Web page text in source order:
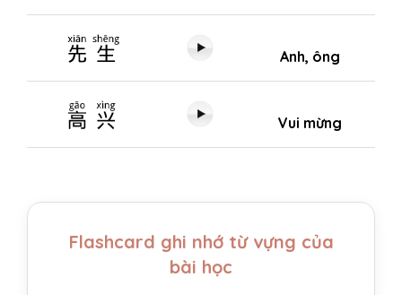
先生 Anh, ông
高兴 Vui mừng
Flashcard ghi nhớ từ vựng của
bài học